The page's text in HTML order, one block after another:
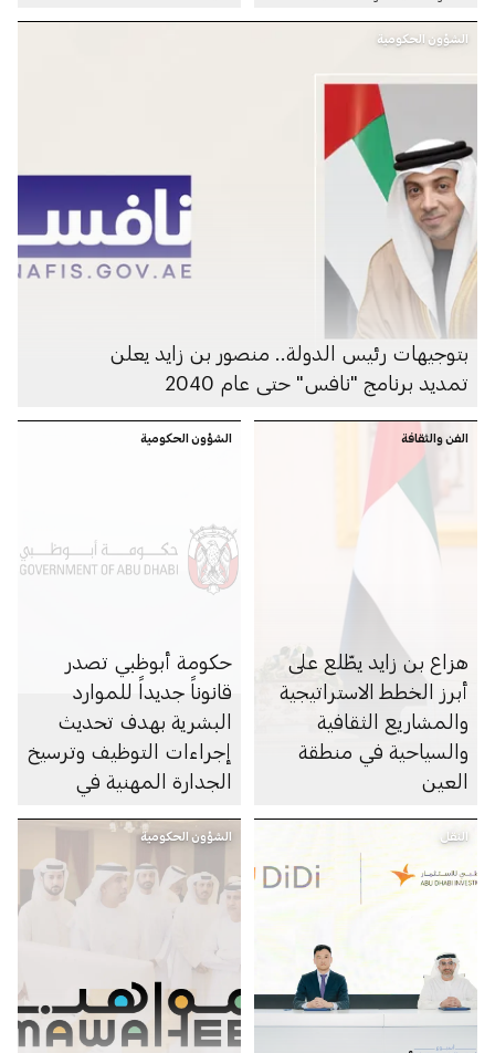
مجلس مدينة زايد
الشؤون الحكومية
بتوجيهات رئيس الدولة.. منصور بن زايد يعلن
تمديد برنامج "نافس" حتى عام 2040
الفن والثقافة
هزاع بن زايد يطّلع على
أبرز الخطط الاستراتيجية
والمشاريع الثقافية
والسياحية في منطقة
العين
الشؤون الحكومية
حكومة أبوظبي تصدر
قانوناً جديداً للموارد
البشرية بهدف تحديث
إجراءات التوظيف وترسيخ
الجدارة المهنية في
النقل الشؤون الحكومية